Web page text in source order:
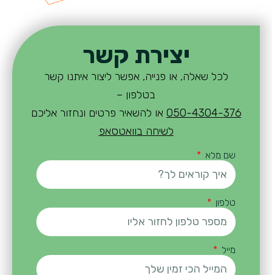
יצירת קשר
לכל שאלה, או פנייה, אפשר ליצור איתנו קשר
בטלפון –
050-4304-376 או להשאיר פרטים ונחזור אליכם
לשיחה בוואטסאפ
שם מלא
טלפון
מייל